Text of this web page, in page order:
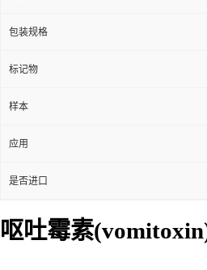
保质期
适应物种
检测限
数量
包装规格
标记物